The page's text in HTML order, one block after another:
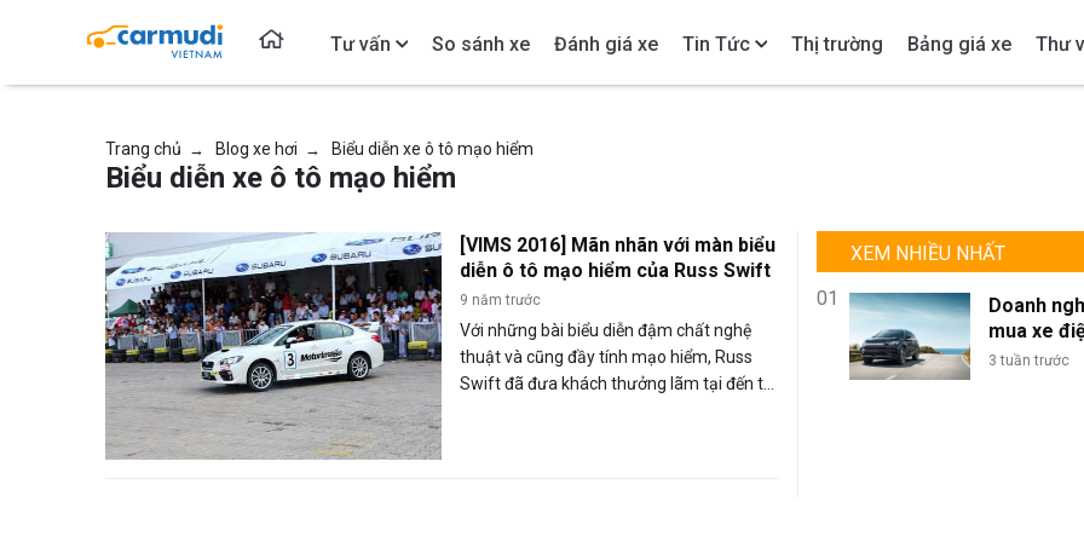
Tư vấn So sánh xe Đánh giá xe Tin Tức Thị trường Bảng giá xe Thư
Trang chủ → Blog xe hơi → Biểu diễn xe ô tô mạo hiểm
Biểu diễn xe ô tô mạo hiểm
[VIMS 2016] Mãn nhãn với màn biểu
diễn ô tô mạo hiểm của Russ Swift
9 năm trước
Với những bài biểu diễn đậm chất nghệ
thuật và cũng đầy tính mạo hiểm, Russ
Swift đã đưa khách thưởng lãm tại đến từ
XEM NHIỀU NHẤT
01
Doanh
mua xe
lượng lớn:
3 tuần trước